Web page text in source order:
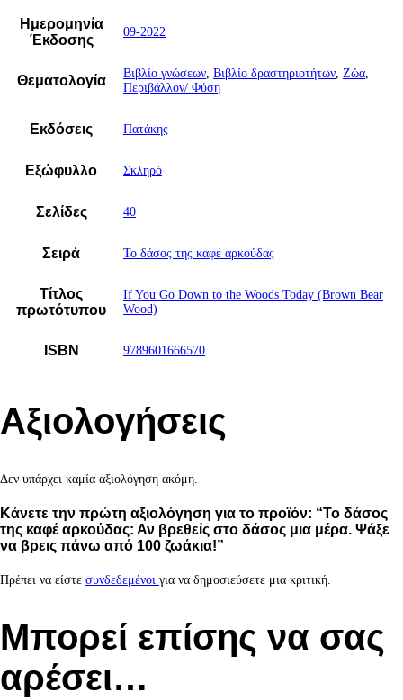
Ημερομηνία
Έκδοσης
09-2022
Θεματολογία Βιβλίο γνώσεων, Βιβλίο δραστηριοτήτων, Ζώα,
Περιβάλλον/ Φύση
Εκδόσεις Πατάκης
Εξώφυλλο Σκληρό
Σελίδες 40
Σειρά Το δάσος της καφέ αρκούδας
Τίτλος
πρωτότυπου
If You Go Down to the Woods Today (Brown Bear
Wood)
ISBN 9789601666570
Αξιολογήσεις
Δεν υπάρχει καμία αξιολόγηση ακόμη.
Κάνετε την πρώτη αξιολόγηση για το προϊόν: “Το δάσος
της καφέ αρκούδας: Αν βρεθείς στο δάσος μια μέρα. Ψάξε
να βρεις πάνω από 100 ζωάκια!”
Πρέπει να είστε συνδεδεμένοι για να δημοσιεύσετε μια κριτική.
Μπορεί επίσης να σας
αρέσει…